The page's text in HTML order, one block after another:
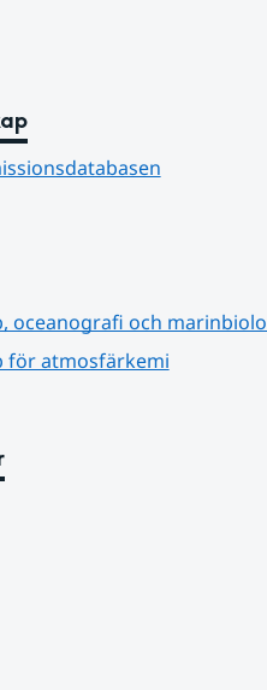
till annan webbplats.
oceanografi och
för atmosfärkemi
till annan webbplats.
till annan webbplats.